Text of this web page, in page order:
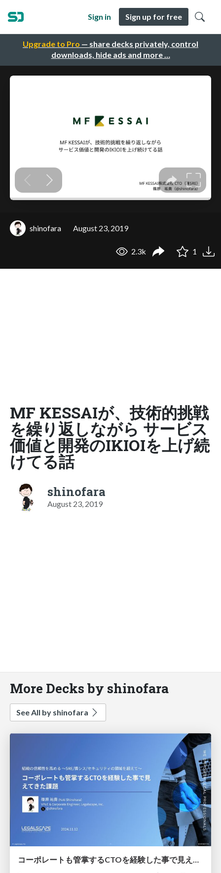
Upgrade to Pro — share decks privately, control
downloads, hide ads and more …
Sign in Sign up for free
shinofara August 23, 2019
2.3k 1
MF KESSAIが、技術的挑戦
を繰り返しながら サービス
価値と開発のIKIOIを上げ続
けてる話
shinofara
August 23, 2019
More Decks by shinofara
See All by shinofara
コーポレートも管掌するCTOを経験した事で見えてきた課題 / 組織の信頼性を高める 〜SRE/情シス/セキュリティの領域を超えて〜